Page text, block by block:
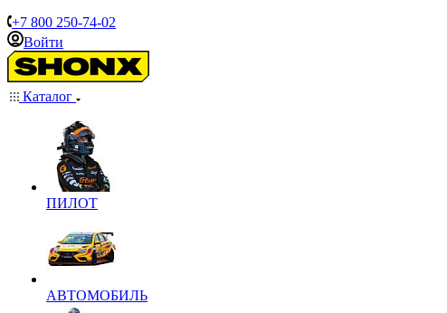
+7 800 250-74-02
Войти
Каталог
ПИЛОТ
АВТОМОБИЛЬ